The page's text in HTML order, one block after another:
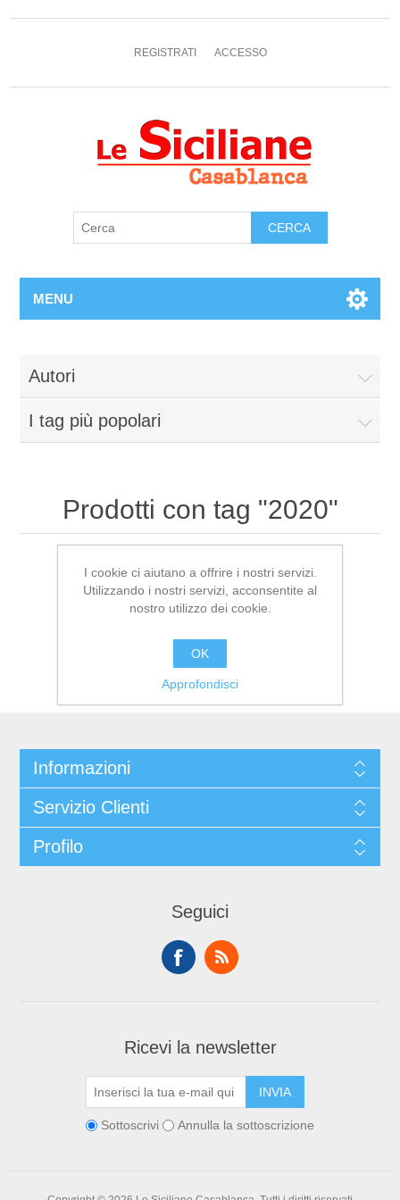
REGISTRATI ACCESSO
MENU
Autori
I tag più popolari
Prodotti con tag "2020"
Informazioni
Servizio Clienti
Profilo
Seguici
Ricevi la newsletter
Sottoscrivi Annulla la sottoscrizione
I cookie ci aiutano a offrire i nostri servizi.
Utilizzando i nostri servizi, acconsentite al
nostro utilizzo dei cookie.
OK
Approfondisci